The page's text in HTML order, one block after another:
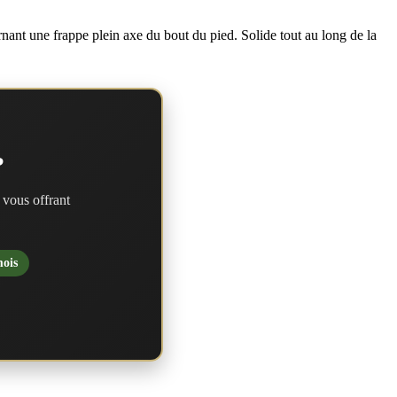
une frappe plein axe du bout du pied. Solide tout au long de la
vous offrant